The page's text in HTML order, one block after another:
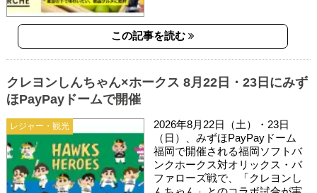
この記事を読む
レジャー・観光
クレヨンしんちゃん×ホークス 8月22日・23日にみず
ほPayPayドームで開催
2026年8月22日（土）・23日
（日）、みずほPayPayドーム
福岡で開催される福岡ソフトバ
ンクホークス対オリックス・バ
ファローズ戦で、「クレヨンし